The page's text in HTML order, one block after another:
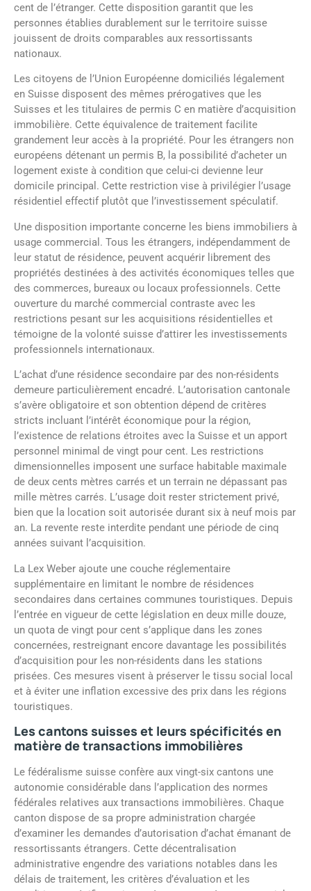
cent de l’étranger. Cette disposition garantit que les
personnes établies durablement sur le territoire suisse
jouissent de droits comparables aux ressortissants
nationaux.
Les citoyens de l’Union Européenne domiciliés légalement
en Suisse disposent des mêmes prérogatives que les
Suisses et les titulaires de permis C en matière d’acquisition
immobilière. Cette équivalence de traitement facilite
grandement leur accès à la propriété. Pour les étrangers non
européens détenant un permis B, la possibilité d’acheter un
logement existe à condition que celui-ci devienne leur
domicile principal. Cette restriction vise à privilégier l’usage
résidentiel effectif plutôt que l’investissement spéculatif.
Une disposition importante concerne les biens immobiliers à
usage commercial. Tous les étrangers, indépendamment de
leur statut de résidence, peuvent acquérir librement des
propriétés destinées à des activités économiques telles que
des commerces, bureaux ou locaux professionnels. Cette
ouverture du marché commercial contraste avec les
restrictions pesant sur les acquisitions résidentielles et
témoigne de la volonté suisse d’attirer les investissements
professionnels internationaux.
L’achat d’une résidence secondaire par des non-résidents
demeure particulièrement encadré. L’autorisation cantonale
s’avère obligatoire et son obtention dépend de critères
stricts incluant l’intérêt économique pour la région,
l’existence de relations étroites avec la Suisse et un apport
personnel minimal de vingt pour cent. Les restrictions
dimensionnelles imposent une surface habitable maximale
de deux cents mètres carrés et un terrain ne dépassant pas
mille mètres carrés. L’usage doit rester strictement privé,
bien que la location soit autorisée durant six à neuf mois par
an. La revente reste interdite pendant une période de cinq
années suivant l’acquisition.
La Lex Weber ajoute une couche réglementaire
supplémentaire en limitant le nombre de résidences
secondaires dans certaines communes touristiques. Depuis
l’entrée en vigueur de cette législation en deux mille douze,
un quota de vingt pour cent s’applique dans les zones
concernées, restreignant encore davantage les possibilités
d’acquisition pour les non-résidents dans les stations
prisées. Ces mesures visent à préserver le tissu social local
et à éviter une inflation excessive des prix dans les régions
touristiques.
Les cantons suisses et leurs spécificités en
matière de transactions immobilières
Le fédéralisme suisse confère aux vingt-six cantons une
autonomie considérable dans l’application des normes
fédérales relatives aux transactions immobilières. Chaque
canton dispose de sa propre administration chargée
d’examiner les demandes d’autorisation d’achat émanant de
ressortissants étrangers. Cette décentralisation
administrative engendre des variations notables dans les
délais de traitement, les critères d’évaluation et les